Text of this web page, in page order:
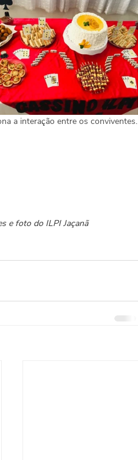
a interação entre os conviventes.
e foto do ILPI Jaçanã